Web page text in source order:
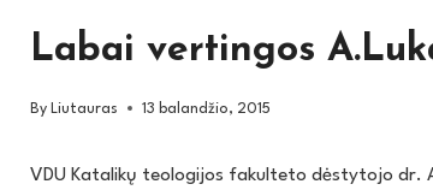
Labai vertingos
By Liutauras 13 balandžio, 2015
VDU Katalikų teologijos fakulteto dėstytojo dr.